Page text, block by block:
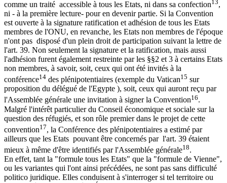
comme un traité accessible à tous les Etats, ni dans sa confection13,
ni - à la première lecture- pour en devenir partie. Si la Convention
est ouverte à la signature ratification et adhésion de tous les Etats
membres de l'ONU, en revanche, les Etats non membres de l'époque
n'ont pas disposé d'un plein droit de participation suivant la lettre de
l'art. 39. Non seulement la signature et la ratification, mais aussi
l'adhésion furent également restreinte par les §§2 et 3 à certains Etats
non membres, à savoir, soit, ceux qui ont été invités à la
conférence14 des plénipotentiaires (exemple du Vatican15 sur
proposition du délégué de l'Egypte ), soit, ceux qui auront reçu par
l'Assemblée générale une invitation à signer la Convention16.
Malgré l'intérêt particulier du Conseil économique et sociale sur la
question des réfugiés, et son rôle premier dans le projet de cette
convention17, la Conférence des plénipotentiaires a estimé par
ailleurs que les Etats pouvant être concernés par l'art. 39 étaient
mieux à même d'être identifiés par l'Assemblée générale18.
En effet, tant la "formule tous les Etats" que la "formule de Vienne",
ou les variantes qui l'ont ainsi précédées, ne sont pas sans difficulté
politico juridique. Elles conduisent à s'interroger si tel territoire ou